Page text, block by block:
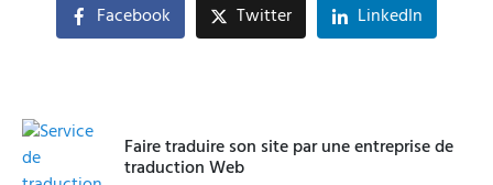
Facebook Twitter LinkedIn
Faire traduire son site par une entreprise de
traduction Web